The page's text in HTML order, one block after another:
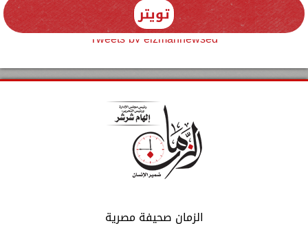
تويتر
Tweets by elzmannewseg
الزمان صحيفة مصرية